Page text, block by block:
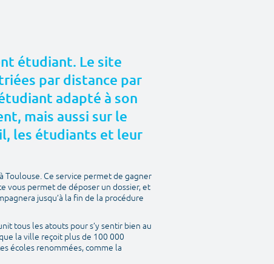
étudiant. Le site
par distance par
adapté à son
mais aussi sur le
les étudiants et leur
Ce service permet de gagner
vous permet de déposer un dossier, et
jusqu’à la fin de la procédure
tous les atouts pour s’y sentir bien au
la ville reçoit plus de 100 000
écoles renommées, comme la